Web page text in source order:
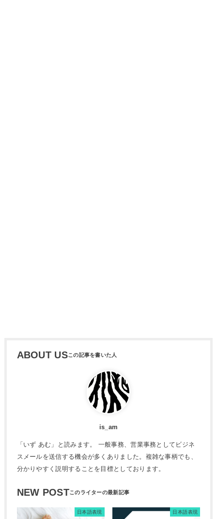
ABOUT US
is_am
「いず あむ」と読みます。 一般事務、営業事務としてビジネ
スメールを送信する機会が多くありました。複雑な事柄でも、
分かりやすく説明することを目標としております。
NEW POST
日本語表現 日本語表現